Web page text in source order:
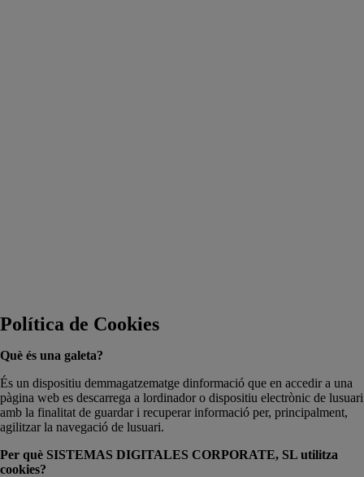
Política de Cookies
Què és una galeta?
És un dispositiu demmagatzematge dinformació que en accedir a una
pàgina web es descarrega a lordinador o dispositiu electrònic de lusuari
amb la finalitat de guardar i recuperar informació per, principalment,
agilitzar la navegació de lusuari.
Per què SISTEMAS DIGITALES CORPORATE, SL utilitza
cookies?